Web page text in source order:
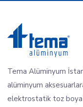
Tema Alüminyum
alüminyum
elektrostatik toz